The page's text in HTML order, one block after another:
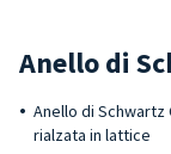
Anello di
Anello di
rialzata in lattice